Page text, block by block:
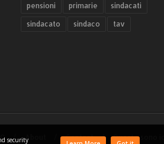
pensioni primarie sindacati
sindacato sindaco tav
About Contact Questo sono io
security